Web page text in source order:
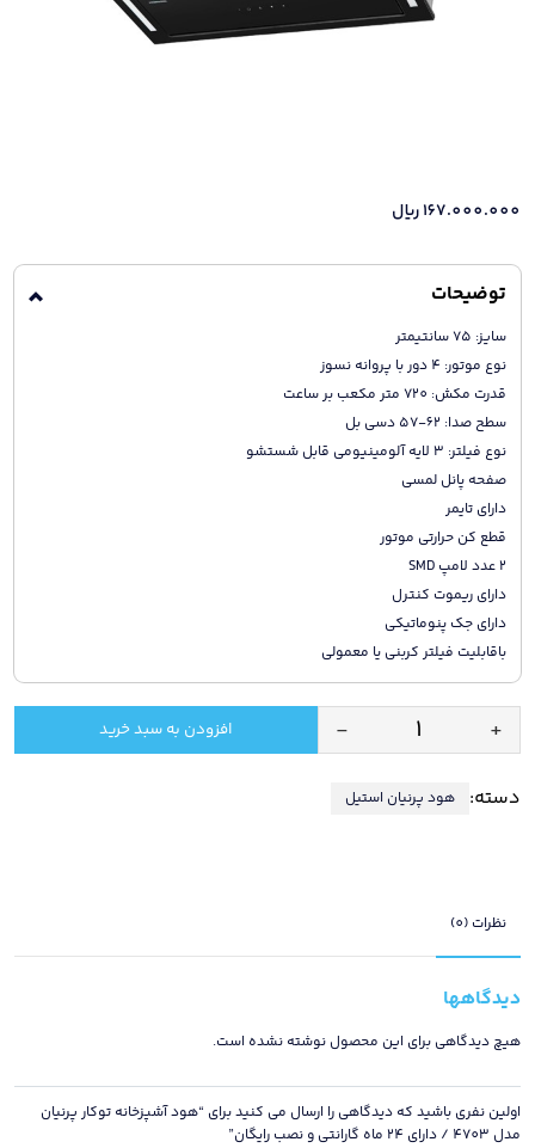
167.000.000ریال
توضیحات
سایز: 75 سانتیمتر
نوع موتور: 4 دور با پروانه نسوز
قدرت مکش: 720 متر مکعب بر ساعت
سطح صدا: 62-57 دسی بل
نوع فیلتر: 3 لایه آلومینیومی قابل شستشو
صفحه پانل لمسی
دارای تایمر
قطع کن حرارتی موتور
2 عدد لامپ SMD
دارای ریموت کنترل
دارای جک پنوماتیکی
باقابلیت فیلتر کربنی یا معمولی
هود
توکار
دارای
ماه
گارانتی
نصب
رایگان
+
- افزودن به سبد خرید
دسته: هود پرنیان استیل
نظرات (0)
دیدگاهها
هیچ دیدگاهی برای این محصول نوشته نشده است.
اولین نفری باشید که دیدگاهی را ارسال می کنید برای “هود آشپزخانه توکار پرنیان
مدل 4703 / دارای 24 ماه گارانتی و نصب رایگان”